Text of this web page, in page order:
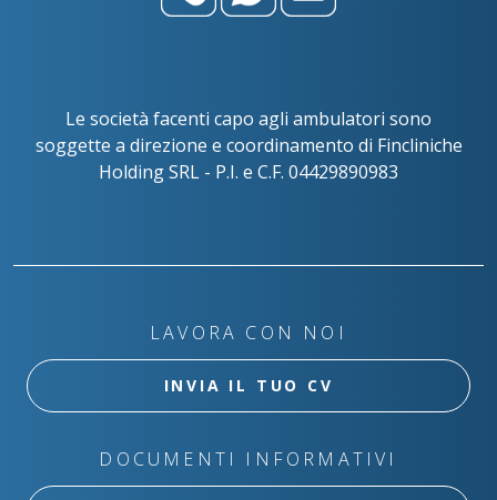
Le società facenti capo agli ambulatori sono
soggette a direzione e coordinamento di Fincliniche
Holding SRL - P.I. e C.F. 04429890983
LAVORA CON NOI
INVIA IL TUO CV
DOCUMENTI INFORMATIVI